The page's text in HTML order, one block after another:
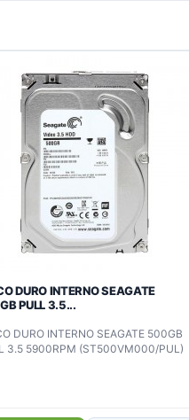
DURO INTERNO SEAGATE
PULL 3.5...
DURO INTERNO SEAGATE 500GB
3.5 5900RPM (ST500VM000/PUL)